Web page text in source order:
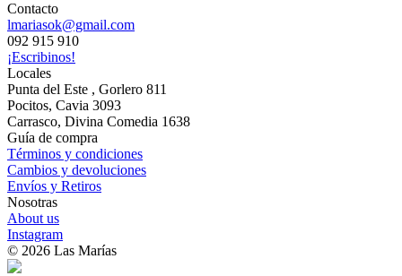
Contacto
lmariasok@gmail.com
092 915 910
¡Escribinos!
Locales
Punta del Este , Gorlero 811
Pocitos, Cavia 3093
Carrasco, Divina Comedia 1638
Guía de compra
Términos y condiciones
Cambios y devoluciones
Envíos y Retiros
Nosotras
About us
Instagram
© 2026 Las Marías